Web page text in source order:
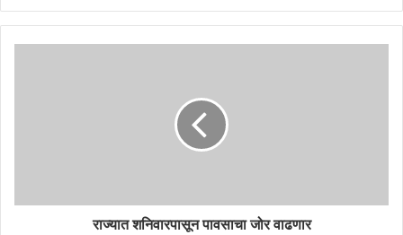
राज्यात शनिवारपासून पावसाचा जोर वाढणार